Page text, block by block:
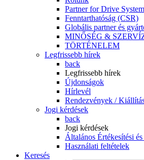
Partner for Drive
Fenntarthatóság (CSR)
Globális partner és
MINŐSÉG &
TÖRTÉNELEM
Legfrissebb hírek
back
Legfrissebb hírek
Újdonságok
Hírlevél
Rendezvények /
Jogi kérdések
back
Jogi kérdések
Általános Értékesítési
Használati feltételek
Keresés